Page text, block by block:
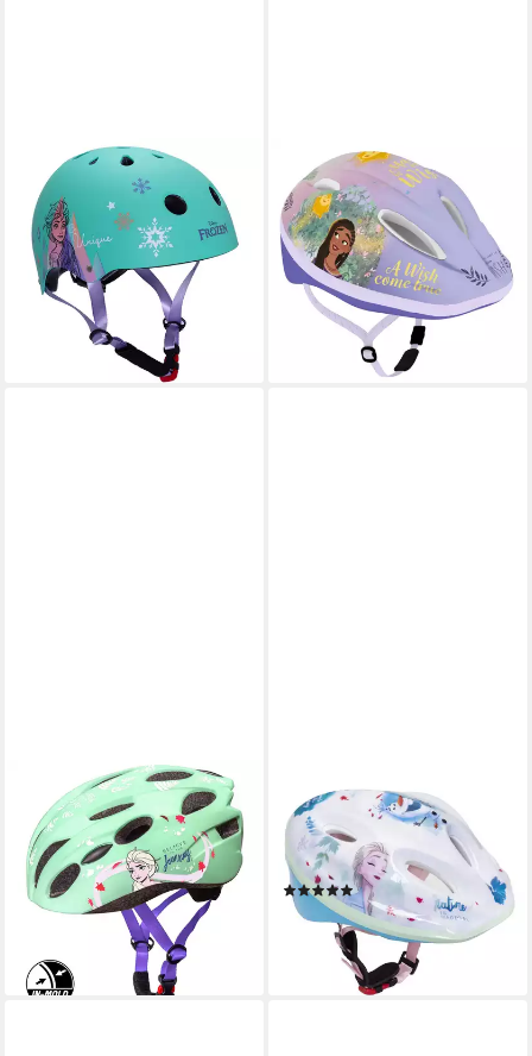
SEVEN POLSKA
Kinderfahrradhelm Disney
Fahrradhelm "FROZEN",
Roller Blades, 52-56cm, ab ca.
6 Jahre
ab 27,75 €
lieferbar - in 5-6 Werktagen bei dir
SEVEN POLSKA
Kinderfahrradhelm Disney
"WISH", verstellbar, 52-56cm,
ab ca. 6 Jahre
ab 17,70 € 24,95 €
-29%
lieferbar - in 5-6 Werktagen bei dir
SEVEN POLSKA
Kinderfahrradhelm "Frozen
2", türkis, M: 52-56cm, In-
Mold-Tec, ab ca. 6 Jahre
ab 27,70 €
49,95 €
lieferbar - in 5-6 Werktagen bei dir
SEVEN POLSKA
Kinderfahrradhelm Disney
"Frozen 2", verstellbar, 52-
56cm, ab ca. 6 Jahre
(1)
ab 22,50 € 49,95 €
lieferbar - in 5-6 Werktagen bei dir